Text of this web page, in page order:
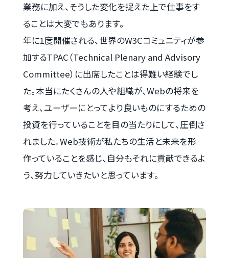
業務に加え、そうした変化を捉えた上で仕事をす
ることは大変でもあります。
年に1度開催される、世界のW3Cコミュニティが参
加するTPAC（Technical Plenary and Advisory
Committee）に出席したことは得難い経験でし
た。本当にたくさんの人や組織が、Webの将来を
考え、ユーザーにとってより良いものにするための
投資を行っていることを目の当たりにして、圧倒さ
れました。Web技術が私たちの生活と未来を形
作っていることを感じ、自分もそれに貢献できるよ
う、努力していきたいと思っています。